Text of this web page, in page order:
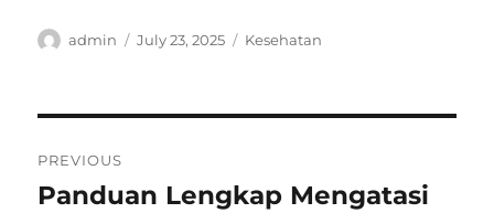
Author
admin
Posted
July 23, 2025 Categories
Kesehatan
navigation
PREVIOUS
Previous
Panduan Lengkap Mengatasi